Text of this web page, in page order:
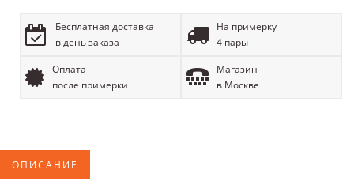
Бесплатная доставка
в день заказа
На примерку
4 пары
Оплата
после примерки
Магазин
в Москве
ОПИСАНИЕ